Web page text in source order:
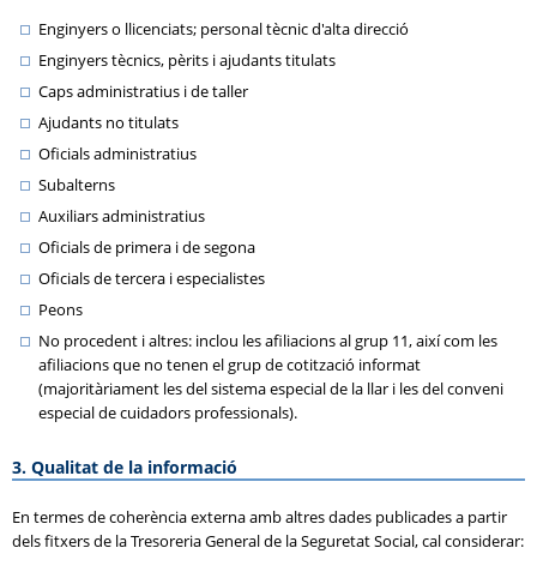
Enginyers o llicenciats; personal tècnic d'alta direcció
Enginyers tècnics, pèrits i ajudants titulats
Caps administratius i de taller
Ajudants no titulats
Oficials administratius
Subalterns
Auxiliars administratius
Oficials de primera i de segona
Oficials de tercera i especialistes
Peons
No procedent i altres: inclou les afiliacions al grup 11, així com les
afiliacions que no tenen el grup de cotització informat
(majoritàriament les del sistema especial de la llar i les del conveni
especial de cuidadors professionals).
3. Qualitat de la informació
En termes de coherència externa amb altres dades publicades a partir
dels fitxers de la Tresoreria General de la Seguretat Social, cal considerar: